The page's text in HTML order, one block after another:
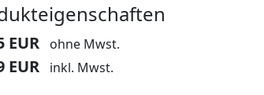
EUR ohne Mwst.
EUR inkl. Mwst.